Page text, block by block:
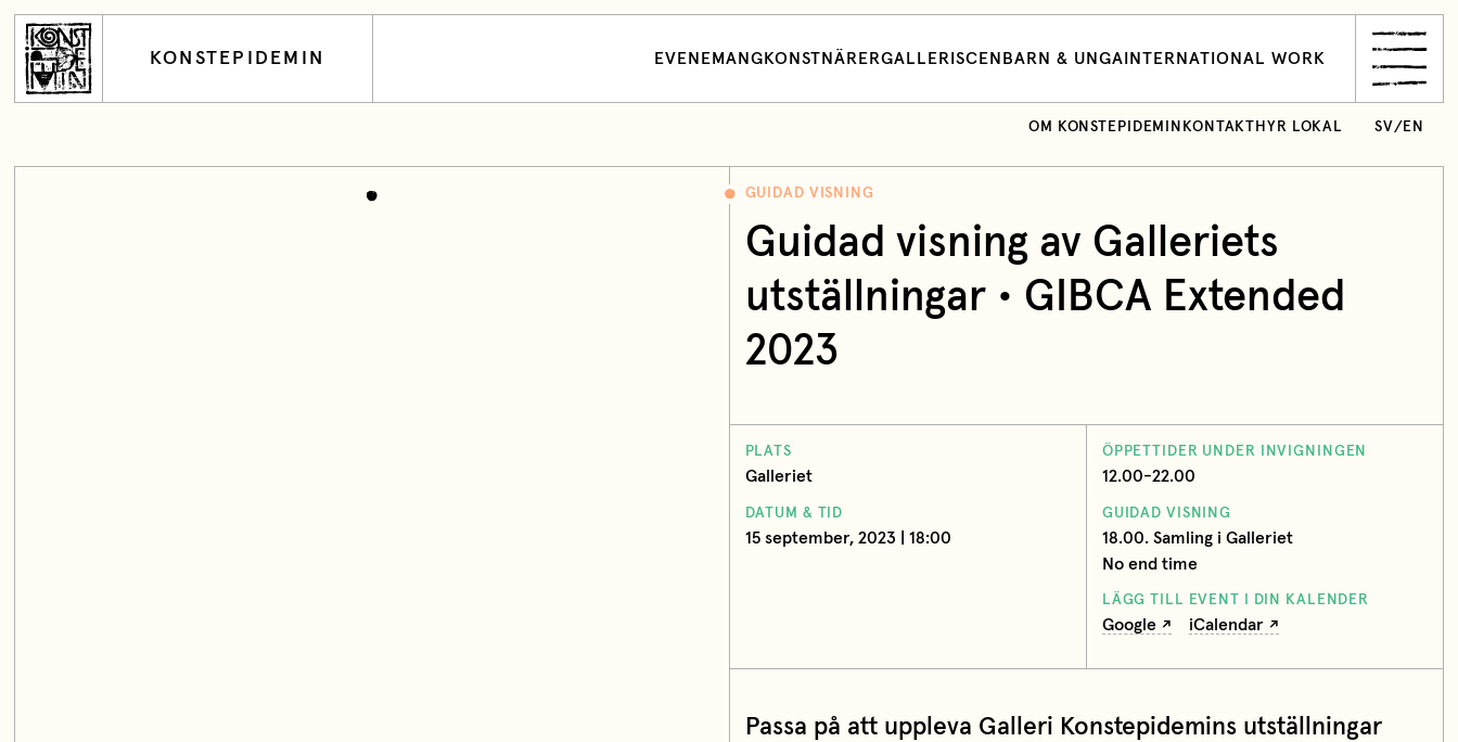
KONSTEPIDEMIN EVENEMANG KONSTNÄRERGALLERI SCEN BARN & UNGA INTERNATIONAL WORK
OM KONSTEPIDEMIN KONTAKT HYR LOKAL SV/ EN
GUIDAD VISNING
Guidad visning av Galleriets
utställningar • GIBCA Extended
2023
PLATS
Galleriet
DATUM & TID
15 september, 2023 | 18:00
ÖPPETTIDER UNDER INVIGNINGEN
12.00-22.00
GUIDAD VISNING
18.00. Samling i Galleriet
No end time
LÄGG TILL EVENT I DIN KALENDER
Google iCalendar
Passa på att uppleva Galleri Konstepidemins utställningar